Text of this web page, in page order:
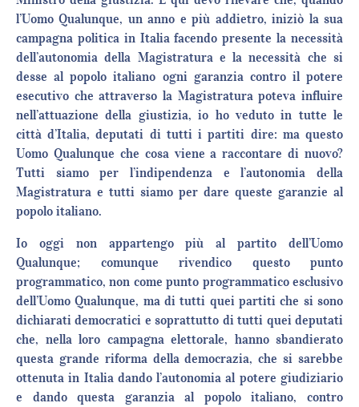
l’Uomo Qualunque, un anno e più addietro, iniziò la sua
campagna politica in Italia facendo presente la necessità
dell’autonomia della Magistratura e la necessità che si
desse al popolo italiano ogni garanzia contro il potere
esecutivo che attraverso la Magistratura poteva influire
nell’attuazione della giustizia, io ho veduto in tutte le
città d’Italia, deputati di tutti i partiti dire: ma questo
Uomo Qualunque che cosa viene a raccontare di nuovo?
Tutti siamo per l’indipendenza e l’autonomia della
Magistratura e tutti siamo per dare queste garanzie al
popolo italiano.
Io oggi non appartengo più al partito dell’Uomo
Qualunque; comunque rivendico questo punto
programmatico, non come punto programmatico esclusivo
dell’Uomo Qualunque, ma di tutti quei partiti che si sono
dichiarati democratici e soprattutto di tutti quei deputati
che, nella loro campagna elettorale, hanno sbandierato
questa grande riforma della democrazia, che si sarebbe
ottenuta in Italia dando l’autonomia al potere giudiziario
e dando questa garanzia al popolo italiano, contro